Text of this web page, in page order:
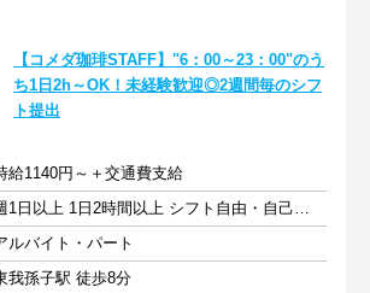
【コメダ珈琲STAFF】"6：00～23：00"のう
ち1日2h～OK！未経験歓迎◎2週間毎のシフ
ト提出
給1140円～＋交通費支給
週1日以上 1日2時間以上 シフト自由・自己申告
ルバイト・パート
我孫子駅 徒歩8分